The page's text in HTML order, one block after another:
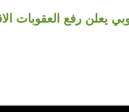
يعلن رفع العقوبات